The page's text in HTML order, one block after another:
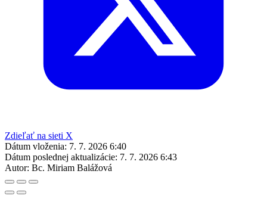
Zdieľať na sieti X
Dátum vloženia: 7. 7. 2026 6:40
Dátum poslednej aktualizácie: 7. 7. 2026 6:43
Autor: Bc. Miriam Balážová